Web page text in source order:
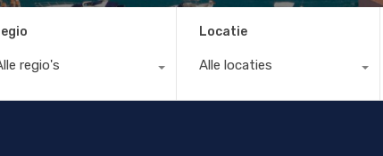
regio's
Locatie
Alle locaties